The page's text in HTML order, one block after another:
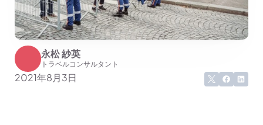
永松 紗英
トラベルコンサルタント
2021年8月3日